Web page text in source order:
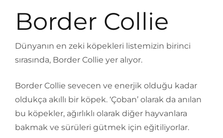
Border Collie
Dünyanın en zeki köpekleri listemizin birinci
sırasında, Border Collie yer alıyor.
Border Collie sevecen ve enerjik olduğu kadar
oldukça akıllı bir köpek. ‘Çoban’ olarak da anılan
bu köpekler, ağırlıklı olarak diğer hayvanlara
bakmak ve sürüleri gütmek için eğitiliyorlar.